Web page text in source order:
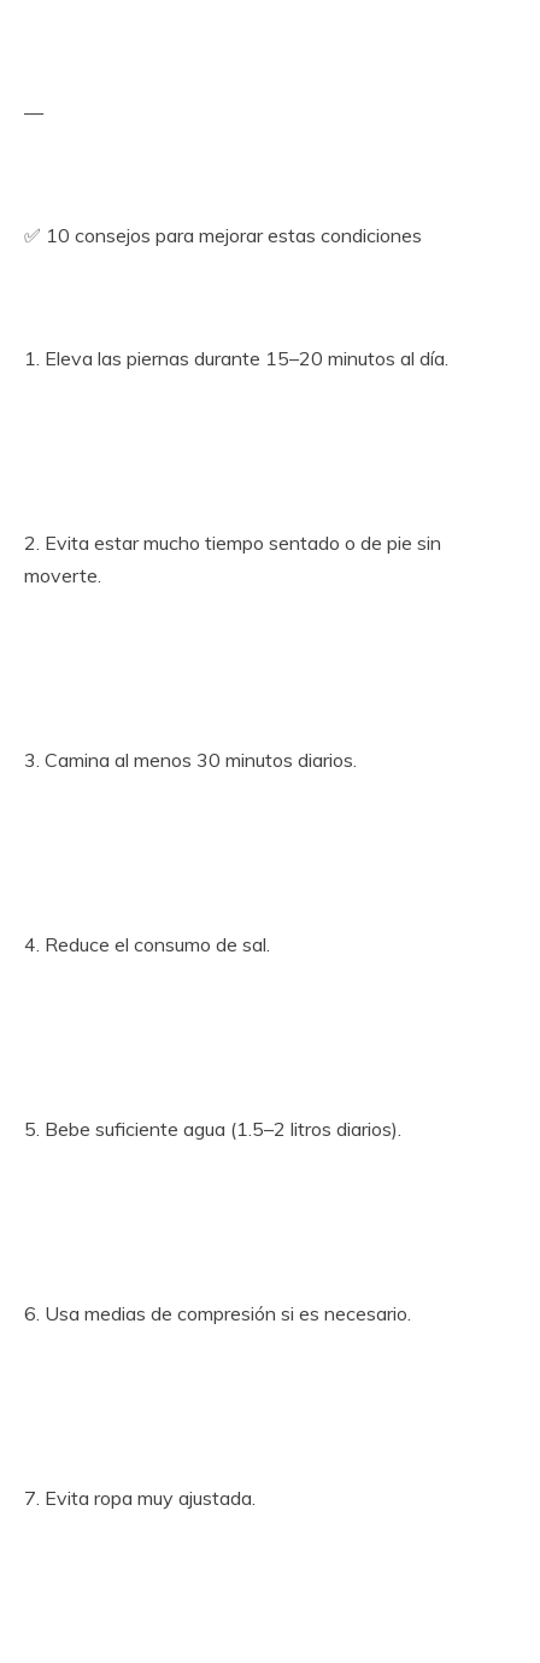
—
✅ 10 consejos para mejorar estas condiciones
1. Eleva las piernas durante 15–20 minutos al día.
2. Evita estar mucho tiempo sentado o de pie sin
moverte.
3. Camina al menos 30 minutos diarios.
4. Reduce el consumo de sal.
5. Bebe suficiente agua (1.5–2 litros diarios).
6. Usa medias de compresión si es necesario.
7. Evita ropa muy ajustada.